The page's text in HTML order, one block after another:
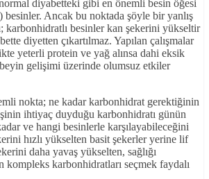
diyabetteki gibi en önemli besin öğesi
besinler. Ancak bu noktada şöyle bir yanlış
karbonhidratlı besinler kan şekerini yükseltir
diyetten çıkartılmaz. Yapılan çalışmalar
yeterli protein ve yağ alınsa dahi eksik
gelişimi üzerinde olumsuz etkiler
nokta; ne kadar karbonhidrat gerektiğinin
ihtiyaç duyduğu karbonhidratı günün
ve hangi besinlerle karşılayabileceğini
hızlı yükselten basit şekerler yerine lif
daha yavaş yükselten, sağlığı
kompleks karbonhidratları seçmek faydalı